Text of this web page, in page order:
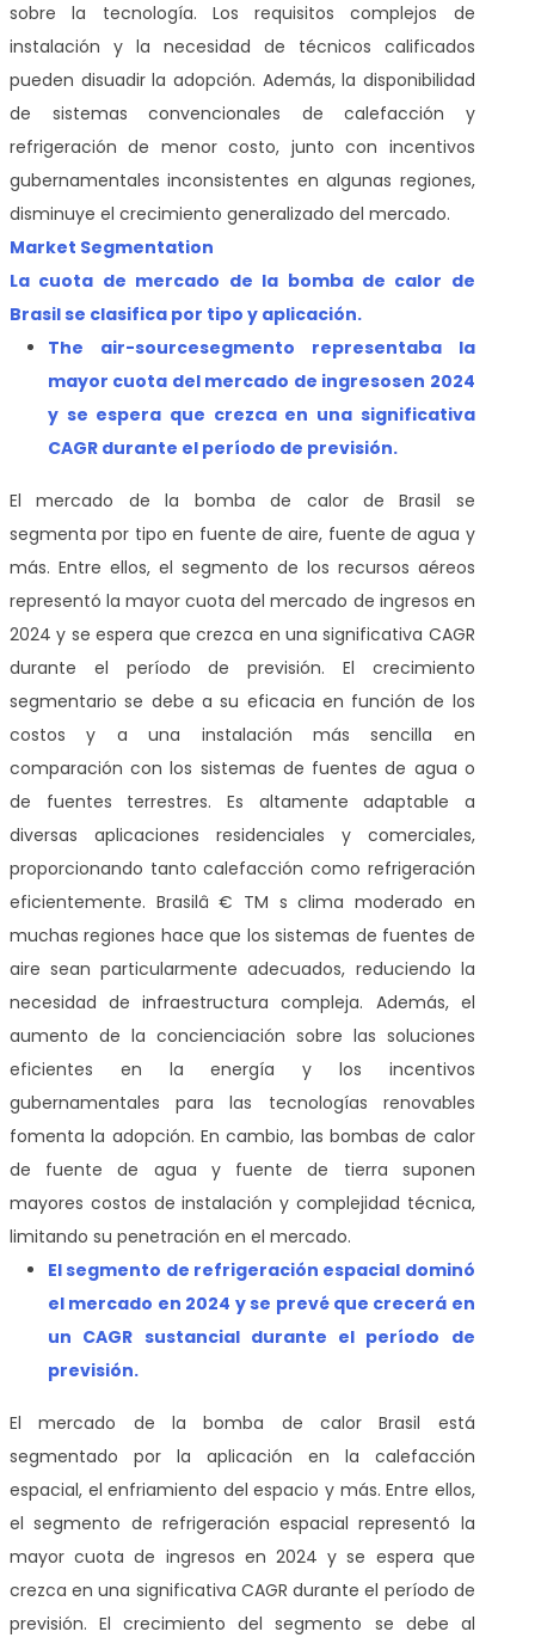
sobre la tecnología. Los requisitos complejos de
instalación y la necesidad de técnicos calificados
pueden disuadir la adopción. Además, la disponibilidad
de sistemas convencionales de calefacción y
refrigeración de menor costo, junto con incentivos
gubernamentales inconsistentes en algunas regiones,
disminuye el crecimiento generalizado del mercado.
Market Segmentation
La cuota de mercado de la bomba de calor de
Brasil se clasifica por tipo y aplicación.
The air-sourcesegmento representaba la
mayor cuota del mercado de ingresosen 2024
y se espera que crezca en una significativa
CAGR durante el período de previsión.
El mercado de la bomba de calor de Brasil se
segmenta por tipo en fuente de aire, fuente de agua y
más. Entre ellos, el segmento de los recursos aéreos
representó la mayor cuota del mercado de ingresos en
2024 y se espera que crezca en una significativa CAGR
durante el período de previsión. El crecimiento
segmentario se debe a su eficacia en función de los
costos y a una instalación más sencilla en
comparación con los sistemas de fuentes de agua o
de fuentes terrestres. Es altamente adaptable a
diversas aplicaciones residenciales y comerciales,
proporcionando tanto calefacción como refrigeración
eficientemente. Brasilâ € TM s clima moderado en
muchas regiones hace que los sistemas de fuentes de
aire sean particularmente adecuados, reduciendo la
necesidad de infraestructura compleja. Además, el
aumento de la concienciación sobre las soluciones
eficientes en la energía y los incentivos
gubernamentales para las tecnologías renovables
fomenta la adopción. En cambio, las bombas de calor
de fuente de agua y fuente de tierra suponen
mayores costos de instalación y complejidad técnica,
limitando su penetración en el mercado.
El segmento de refrigeración espacial dominó
el mercado en 2024 y se prevé que crecerá en
un CAGR sustancial durante el período de
previsión.
El mercado de la bomba de calor Brasil está
segmentado por la aplicación en la calefacción
espacial, el enfriamiento del espacio y más. Entre ellos,
el segmento de refrigeración espacial representó la
mayor cuota de ingresos en 2024 y se espera que
crezca en una significativa CAGR durante el período de
previsión. El crecimiento del segmento se debe al